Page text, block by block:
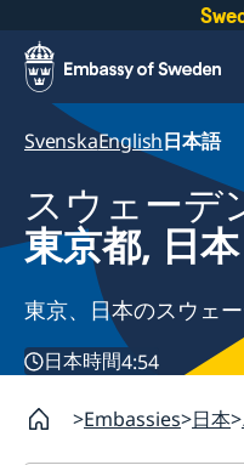
SvenskaEnglish日本語
スウェーデ
東京都, 日本
東京、日本のスウェ
日本時間4:54
Embassies 日本